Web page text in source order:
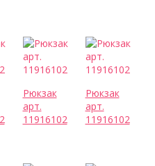
Рюкзак
арт.
11916102
Рюкзак
арт.
11916102